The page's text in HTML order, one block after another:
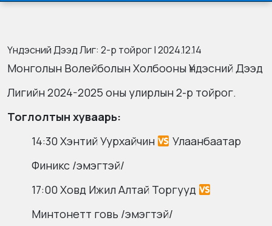
Үндэсний Дээд Лиг: 2-р тойрог | 2024.12.14
Монголын Волейболын Холбооны Үндэсний Дээд
Лигийн 2024-2025 оны улирлын 2-р тойрог.
Тоглолтын хуваарь:
14:30 Хэнтий Уурхайчин
Улаанбаатар
Финикс /эмэгтэй/
17:00 Ховд Ижил Алтай Торгууд
Минтонетт говь /эмэгтэй/